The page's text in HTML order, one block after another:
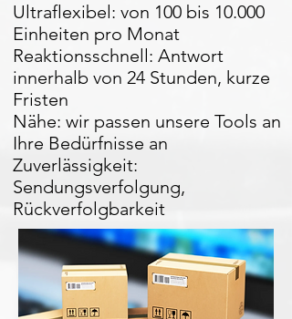
Ultraflexibel: von 100 bis 10.000
Einheiten pro Monat
Reaktionsschnell: Antwort
innerhalb von 24 Stunden, kurze
Fristen
Nähe: wir passen unsere Tools an
Ihre Bedürfnisse an
Zuverlässigkeit:
Sendungsverfolgung,
Rückverfolgbarkeit